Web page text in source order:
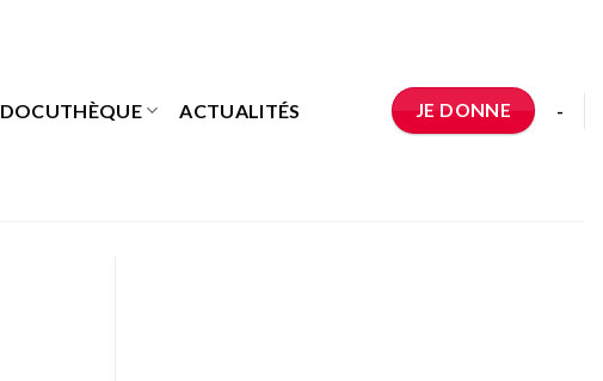
DOCUTHÈQUE ACTUALITÉS JE DONNE -